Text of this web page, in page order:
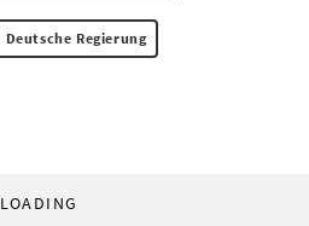
Deutsche Regierung
LOADING